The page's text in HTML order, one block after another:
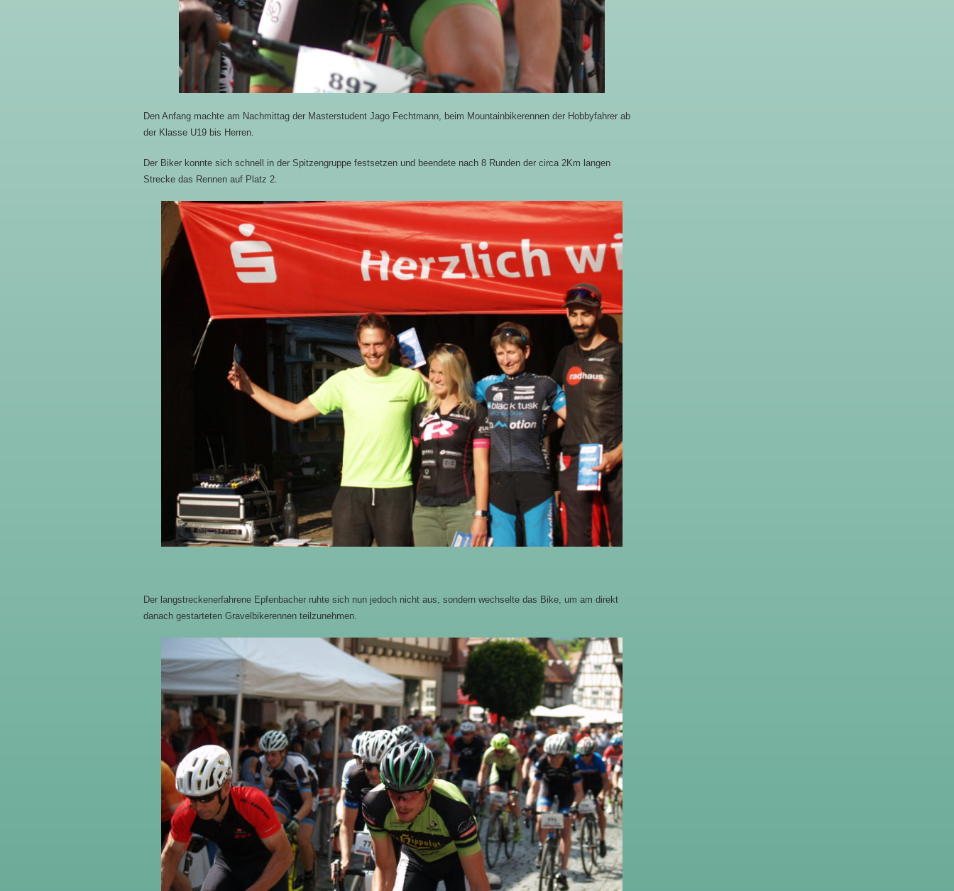
Den Anfang machte am Nachmittag der Masterstudent Jago Fechtmann, beim Mountainbikerennen der Hobbyfahrer ab
der Klasse U19 bis Herren.
Der Biker konnte sich schnell in der Spitzengruppe festsetzen und beendete nach 8 Runden der circa 2Km langen
Strecke das Rennen auf Platz 2.
Der langstreckenerfahrene Epfenbacher ruhte sich nun jedoch nicht aus, sondern wechselte das Bike, um am direkt
danach gestarteten Gravelbikerennen teilzunehmen.